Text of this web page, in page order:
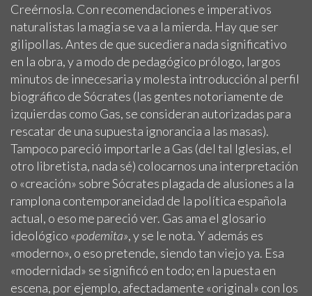
Creérnosla. Con recomendaciones e imperativos
naturalistas la magia se va a la mierda. Hay que ser
gilipollas. Antes de que sucediera nada significativo
en la obra, y a modo de pedagógico prólogo, largos
minutos de innecesaria y molesta introducción al perfil
biográfico de Sócrates (las gentes notoriamente de
izquierdas como Gas, se consideran autorizadas para
rescatar de una supuesta ignorancia a las masas).
Tampoco pareció importarle a Gas (del tal Iglesias, el
otro libretista, nada sé) colocarnos una interpretación
o «creación» sobre Sócrates plagada de alusiones a la
ramplona contemporaneidad de la política española
actual, o eso me pareció ver. Gas ama el glosario
ideológico «podemita», y se le nota. Y además es
«moderno», o eso pretende, siendo tan viejo ya. Esa
«modernidad» se significó en todo; en la puesta en
escena, por ejemplo, afectadamente «original» con los